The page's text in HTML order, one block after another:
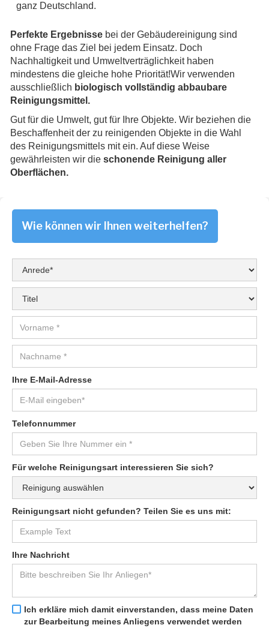
ganz Deutschland.
Perfekte Ergebnisse bei der Gebäudereinigung sind
ohne Frage das Ziel bei jedem Einsatz. Doch
Nachhaltigkeit und Umweltverträglichkeit haben
mindestens die gleiche hohe Priorität!Wir verwenden
ausschließlich biologisch vollständig abbaubare
Reinigungsmittel.
Gut für die Umwelt, gut für Ihre Objekte. Wir beziehen die
Beschaffenheit der zu reinigenden Objekte in die Wahl
des Reinigungsmittels mit ein. Auf diese Weise
gewährleisten wir die schonende Reinigung aller
Oberflächen.
Wie können wir Ihnen weiterhelfen?
Ihre E-Mail-Adresse
Telefonnummer
Für welche Reinigungsart interessieren Sie sich?
Reinigungsart nicht gefunden? Teilen Sie es uns mit:
Ihre Nachricht
Ich erkläre mich damit einverstanden, dass meine Daten
zur Bearbeitung meines Anliegens verwendet werden